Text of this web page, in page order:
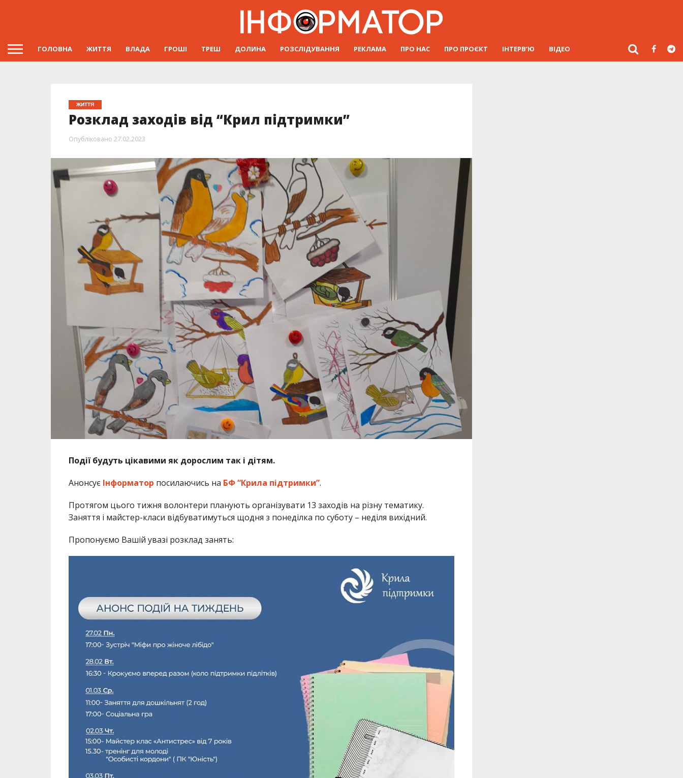
ГОЛОВНА ЖИТТЯ ВЛАДА ГРОШІ ТРЕШ ДОЛИНА РОЗСЛІДУВАННЯ РЕКЛАМА ПРО НАС ПРО ПРОЄКТ ІНТЕРВ’Ю ВІДЕО
ЖИТТЯ
Розклад заходів від “Крил підтримки”
Опубліковано 27.02.2023
Події будуть цікавими як дорослим так і дітям.
Анонсує Інформатор посилаючись на БФ “Крила підтримки”.
Протягом цього тижня волонтери планують організувати 13 заходів на різну тематику.
Заняття і майстер-класи відбуватимуться щодня з понеділка по суботу – неділя вихідний.
Пропонуємо Вашій увазі розклад занять: